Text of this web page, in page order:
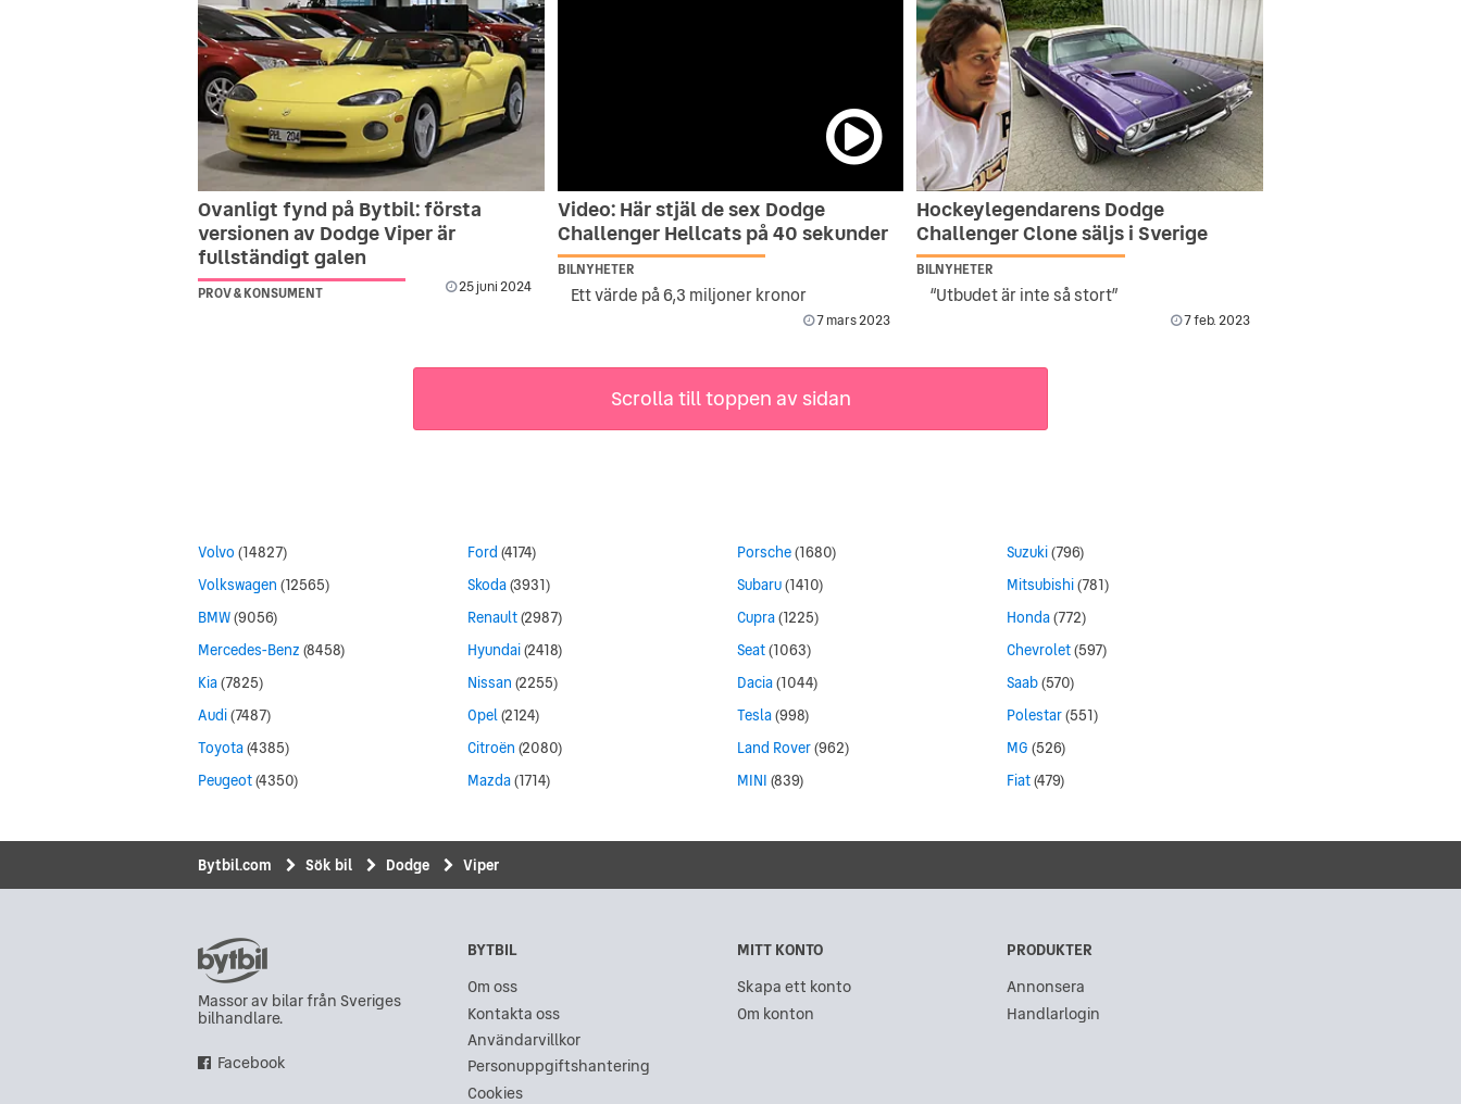
Ovanligt fynd på Bytbil: första
versionen av Dodge Viper är
fullständigt galen
PROV & KONSUMENT 25 juni 2024
Video: Här stjäl de sex Dodge
Challenger Hellcats på 40 sekunder
BILNYHETER
Ett värde på 6,3 miljoner kronor
7 mars 2023
Hockeylegendarens Dodge
Challenger Clone säljs i Sverige
BILNYHETER
“Utbudet är inte så stort”
7 feb. 2023
Scrolla till toppen av sidan
Volvo (14827)
Volkswagen (12565)
BMW(9056)
Mercedes-Benz (8458)
Kia(7825)
Audi(7487)
Toyota(4385)
Peugeot(4350)
Ford (4174)
Skoda(3931)
Renault(2987)
Hyundai(2418)
Nissan (2255)
Opel(2124)
Citroën (2080)
Mazda(1714)
Porsche(1680)
Subaru(1410)
Cupra(1225)
Seat(1063)
Dacia(1044)
Tesla(998)
Land Rover(962)
MINI (839)
Suzuki(796)
Mitsubishi(781)
Honda(772)
Chevrolet(597)
Saab(570)
Polestar(551)
MG (526)
Fiat(479)
Bytbil.com Sök bil Dodge Viper
Massor av bilar från Sveriges
bilhandlare.
Facebook
BYTBIL
Om oss
Kontakta oss
Användarvillkor
Personuppgiftshantering
Cookies
MITT KONTO
Skapa ett konto
Om konton
PRODUKTER
Annonsera
Handlarlogin